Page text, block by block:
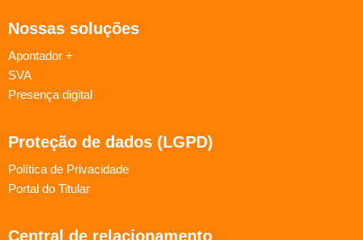
Nossas soluções
Apontador +
SVA
Presença digital
Proteção de dados (LGPD)
Política de Privacidade
Portal do Titular
Central de relacionamento